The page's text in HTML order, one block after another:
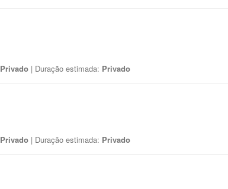
Privado | Duração estimada: Privado
Privado | Duração estimada: Privado